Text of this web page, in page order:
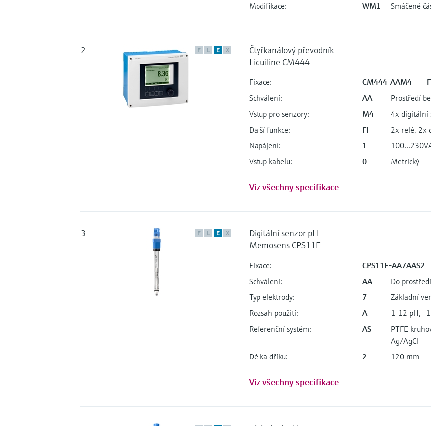
Modifikace:
WM1 Smáčené
2 F L E X
Čtyřkanálový převodník
Liquiline CM444
Fixace:
CM444-AAM4 _ _
Schválení:
AA
Prostředí
Vstup pro senzory:
M4
4x digitální
Další funkce:
FI
2x relé, 2x
Napájení:
1
Vstup kabelu:
0 Metrický
Viz všechny specifikace
3 F L E X
Digitální senzor pH
Memosens CPS11E
Fixace:
CPS11E-AA7AAS2
Schválení:
AA
Do
Typ elektrody:
7
Základní
Rozsah použití:
A
1-12 pH, -
Referenční systém:
AS
PTFE
Ag/AgCl
Délka dříku:
2 120 mm
Viz všechny specifikace